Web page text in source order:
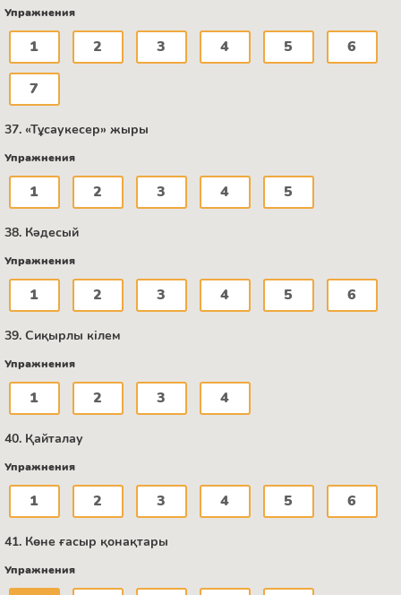
Упражнения
1 2 3 4 5 6
7
37. «Тұсаукесер» жыры
Упражнения
1 2 3 4 5
38. Кәдесый
Упражнения
1 2 3 4 5 6
39. Сиқырлы кілем
Упражнения
1 2 3 4
40. Қайталау
Упражнения
1 2 3 4 5 6
41. Көне ғасыр қонақтары
Упражнения